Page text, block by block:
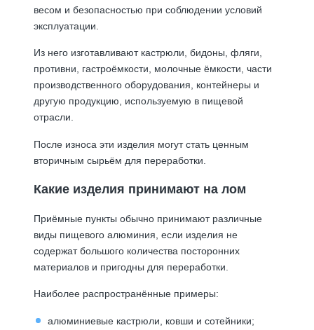
весом и безопасностью при соблюдении условий
эксплуатации.
Из него изготавливают кастрюли, бидоны, фляги,
противни, гастроёмкости, молочные ёмкости, части
производственного оборудования, контейнеры и
другую продукцию, используемую в пищевой
отрасли.
После износа эти изделия могут стать ценным
вторичным сырьём для переработки.
Какие изделия принимают на лом
Приёмные пункты обычно принимают различные
виды пищевого алюминия, если изделия не
содержат большого количества посторонних
материалов и пригодны для переработки.
Наиболее распространённые примеры:
алюминиевые кастрюли, ковши и сотейники;